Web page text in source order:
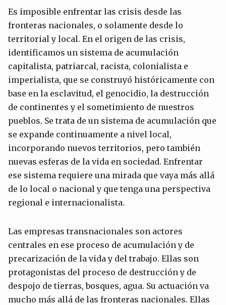
Es imposible enfrentar las crisis desde las
fronteras nacionales, o solamente desde lo
territorial y local. En el origen de las crisis,
identificamos un sistema de acumulación
capitalista, patriarcal, racista, colonialista e
imperialista, que se construyó históricamente con
base en la esclavitud, el genocidio, la destrucción
de continentes y el sometimiento de nuestros
pueblos. Se trata de un sistema de acumulación que
se expande continuamente a nivel local,
incorporando nuevos territorios, pero también
nuevas esferas de la vida en sociedad. Enfrentar
ese sistema requiere una mirada que vaya más allá
de lo local o nacional y que tenga una perspectiva
regional e internacionalista.
Las empresas transnacionales son actores
centrales en ese proceso de acumulación y de
precarización de la vida y del trabajo. Ellas son
protagonistas del proceso de destrucción y de
despojo de tierras, bosques, agua. Su actuación va
mucho más allá de las fronteras nacionales. Ellas